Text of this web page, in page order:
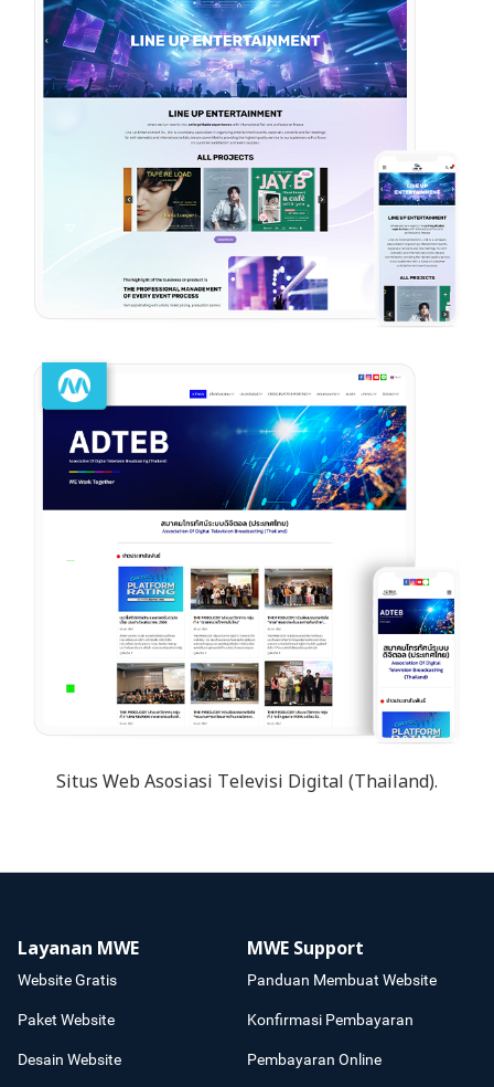
Situs Web Asosiasi Televisi Digital (Thailand).
Layanan MWE
Website Gratis
Paket Website
Desain Website
MWE Support
Panduan Membuat Website
Konfirmasi Pembayaran
Pembayaran Online